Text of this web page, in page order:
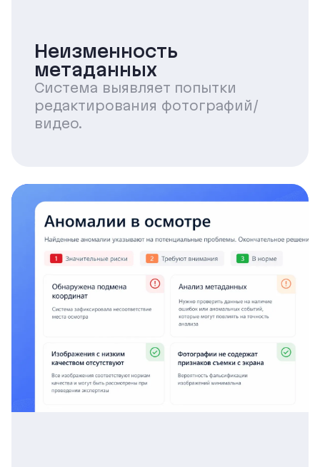
Неизменность
метаданных
Система выявляет попытки
редактирования фотографий/
видео.